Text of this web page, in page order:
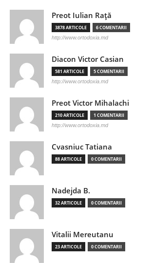
Preot Iulian Raţă
3878 ARTICOLE 6 COMENTARII
http://www.ortodoxia.md
Diacon Victor Casian
581 ARTICOLE 5 COMENTARII
http://www.ortodoxia.md
Preot Victor Mihalachi
210 ARTICOLE 1 COMENTARII
http://www.ortodoxia.md
Cvasniuc Tatiana
88 ARTICOLE 0 COMENTARII
Nadejda B.
32 ARTICOLE 0 COMENTARII
Vitalii Mereutanu
23 ARTICOLE 0 COMENTARII